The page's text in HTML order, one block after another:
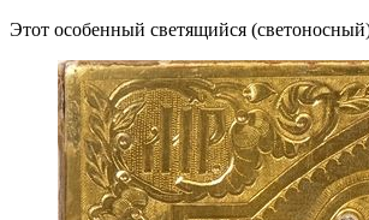
Этот особенный светящийся